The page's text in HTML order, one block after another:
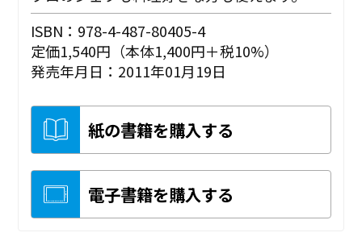
ISBN：978-4-487-80405-4
定価1,540円（本体1,400円＋税10%）
発売年月日：2011年01月19日
紙の書籍を購入する
電子書籍を購入する